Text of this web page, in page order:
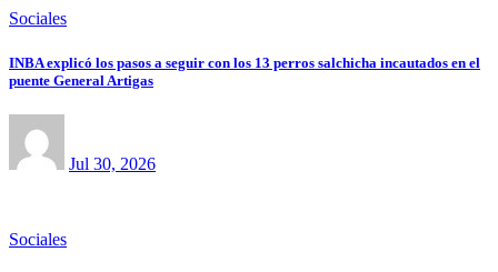
Sociales
INBA explicó los pasos a seguir con los 13 perros salchicha incautados en el
puente General Artigas
Jul 30, 2026
Sociales